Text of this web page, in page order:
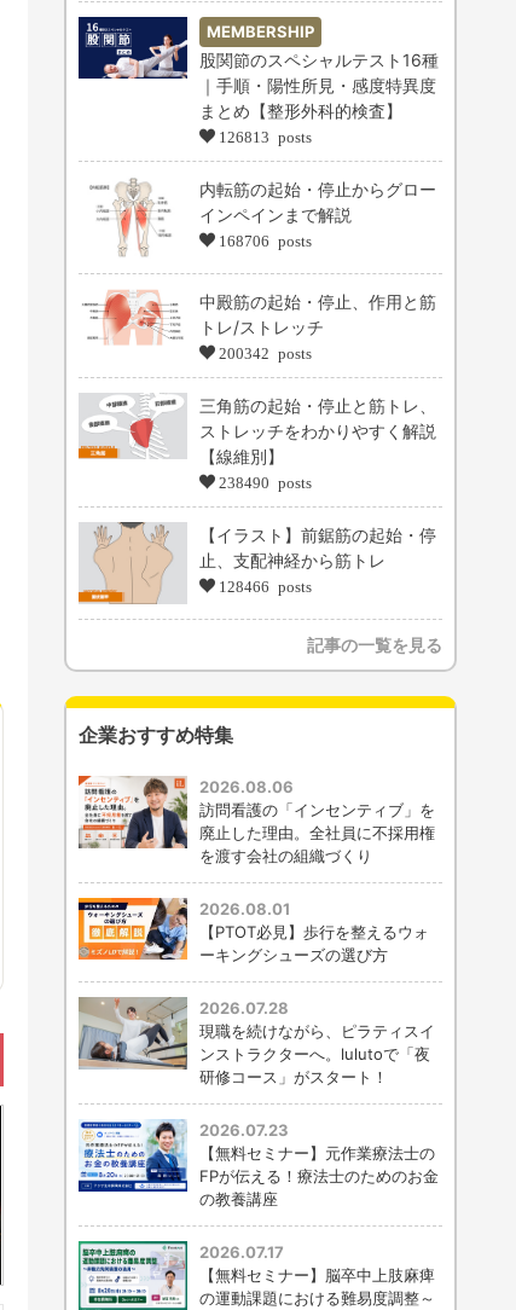
MEMBERSHIP
股関節のスペシャルテスト16種
｜手順・陽性所見・感度特異度
まとめ【整形外科的検査】
126813 posts
内転筋の起始・停止からグロー
インペインまで解説
168706 posts
中殿筋の起始・停止、作用と筋
トレ/ストレッチ
200342 posts
三角筋の起始・停止と筋トレ、
ストレッチをわかりやすく解説
【線維別】
238490 posts
【イラスト】前鋸筋の起始・停
止、支配神経から筋トレ
128466 posts
記事の一覧を見る
企業おすすめ特集
2026.08.06
訪問看護の「インセンティブ」を
廃止した理由。全社員に不採用権
を渡す会社の組織づくり
2026.08.01
【PTOT必見】歩行を整えるウォ
ーキングシューズの選び方
2026.07.28
現職を続けながら、ピラティスイ
ンストラクターへ。lulutoで「夜
研修コース」がスタート！
2026.07.23
【無料セミナー】元作業療法士の
FPが伝える！療法士のためのお金
の教養講座
2026.07.17
【無料セミナー】脳卒中上肢麻痺
の運動課題における難易度調整～